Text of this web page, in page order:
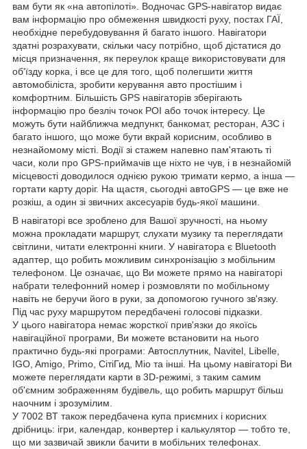
вам бути як «на автопілоті». Водночас GPS-навігатор видає
вам інформацію про обмеження швидкості руху, постах ГАЇ,
необхідне перебудовування й багато іншого. Навігатори
здатні розрахувати, скільки часу потрібно, щоб дістатися до
місця призначення, як переулок краще використовувати для
об'їзду корка, і все це для того, щоб полегшити життя
автомобіліста, зробити керування авто простішим і
комфортним. Більшість GPS навігаторів зберігають
інформацію про безліч точок POI або точок інтересу. Це
можуть бути найближча медпункт, банкомат, ресторан, АЗС і
багато іншого, що може бути вкрай корисним, особливо в
незнайомому місті. Водії зі стажем напевно пам'ятають ті
часи, коли про GPS-приймачів ще ніхто не чув, і в незнайомій
місцевості доводилося однією рукою тримати кермо, а інша —
гортати карту доріг. На щастя, сьогодні автоGPS — це вже не
розкіш, а один зі звичних аксесуарів будь-якої машини.
В навігаторі все зроблено для Вашої зручності, на ньому
можна прокладати маршрут, слухати музику та переглядати
світлини, читати електронні книги. У навігатора є Bluetooth
адаптер, що робить можливим синхронізацію з мобільним
телефоном. Це означає, що Ви можете прямо на навігаторі
набрати телефонний номер і розмовляти по мобільному
навіть не беручи його в руки, за допомогою гучного зв'язку.
Під час руху маршрутом передбачені голосові підказки.
У цього навігатора немає жорсткої прив'язки до якоїсь
навігаційної програми, Ви можете встановити на нього
практично будь-які програми: Автосплутник, Navitel, Libelle,
IGO, Amigo, Primo, СітіГид, Mio та інші. На цьому навігаторі Ви
можете переглядати карти в 3D-режимі, з таким самим
об'ємним зображенням будівель, що робить маршрут більш
наочним і зрозумілим.
У 7002 BT також передбачена купа приємних і корисних
дрібниць: ігри, календар, конвертер і калькулятор — тобто те,
що ми зазвичай звикли бачити в мобільних телефонах.